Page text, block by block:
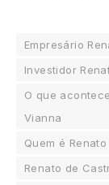
Empresário
Investidor
O que
Vianna
Quem é
Renato de